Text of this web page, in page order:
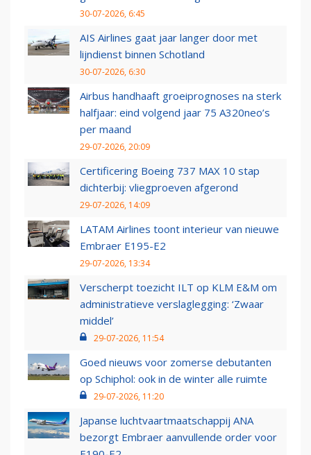
30-07-2026, 6:45
AIS Airlines gaat jaar langer door met
lijndienst binnen Schotland
30-07-2026, 6:30
Airbus handhaaft groeiprognoses na sterk
halfjaar: eind volgend jaar 75 A320neo’s
per maand
29-07-2026, 20:09
Certificering Boeing 737 MAX 10 stap
dichterbij: vliegproeven afgerond
29-07-2026, 14:09
LATAM Airlines toont interieur van nieuwe
Embraer E195-E2
29-07-2026, 13:34
Verscherpt toezicht ILT op KLM E&M om
administratieve verslaglegging: ‘Zwaar
middel’
29-07-2026, 11:54
Goed nieuws voor zomerse debutanten
op Schiphol: ook in de winter alle ruimte
29-07-2026, 11:20
Japanse luchtvaartmaatschappij ANA
bezorgt Embraer aanvullende order voor